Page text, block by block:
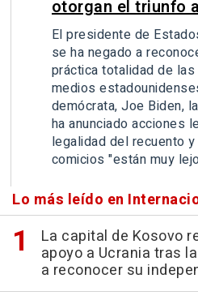
otorgan el triunfo
El presidente de
se ha negado a
práctica totalidad de
medios
demócrata, Joe Biden,
ha anunciado acciones
legalidad del recuento
comicios "están muy
Lo más leído en
La capital de Kosovo
apoyo a Ucrania tras
a reconocer su